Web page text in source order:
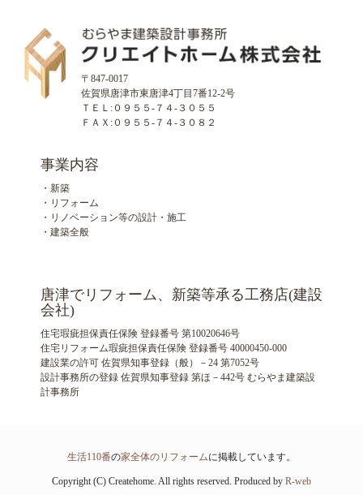
〒847-0017
佐賀県唐津市東唐津4丁目7番12-2号
ＴＥＬ:０９５５-７４-３０５５
ＦＡＸ:０９５５-７４-３０８２
事業内容
・新築
・リフォーム
・リノベーション等の設計・施工
・建築全般
唐津でリフォーム、新築等承る工務店(建設
会社)
住宅瑕疵担保責任保険 登録番号 第10020646号
住宅リフォーム瑕疵担保責任保険 登録番号 40000450-000
建設業の許可 佐賀県知事登録（般）－24 第7052号
設計事務所の登録 佐賀県知事登録 第ほ－442号 むらやま建築設
計事務所
生活110番の家全体のリフォームに掲載しています。
Copyright (C) Createhome. All rights reserved. Produced by R-web